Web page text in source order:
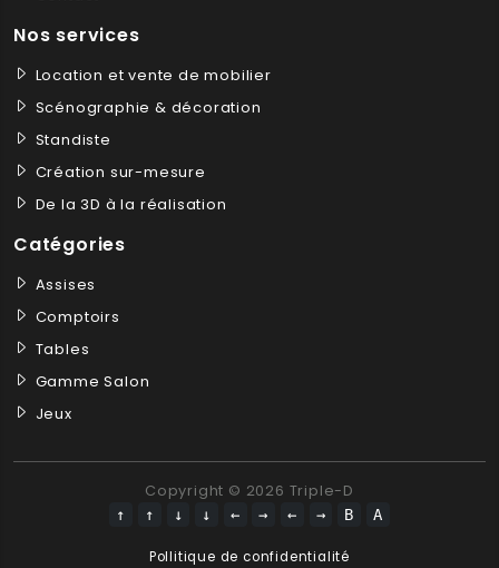
Nos services
Location et vente de mobilier
Scénographie & décoration
Standiste
Création sur-mesure
De la 3D à la réalisation
Catégories
Assises
Comptoirs
Tables
Gamme Salon
Jeux
Copyright © 2026 Triple-D
↑ ↑ ↓ ↓ ← → ← → B A
Pollitique de confidentialité